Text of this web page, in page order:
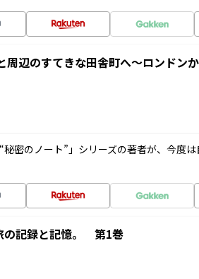
周辺のすてきな田舎町へ～ロンドン
密のノート”」シリーズの著者が、今度
の記録と記憶。 第1巻